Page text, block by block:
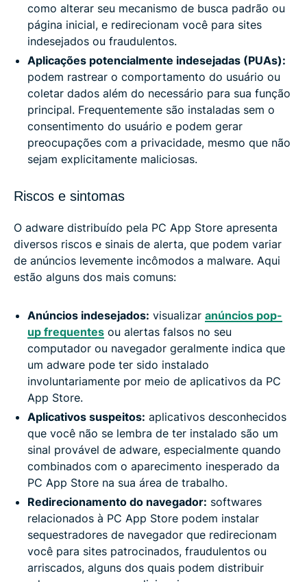
como alterar seu mecanismo de busca padrão ou
página inicial, e redirecionam você para sites
indesejados ou fraudulentos.
Aplicações potencialmente indesejadas (PUAs):
podem rastrear o comportamento do usuário ou
coletar dados além do necessário para sua função
principal. Frequentemente são instaladas sem o
consentimento do usuário e podem gerar
preocupações com a privacidade, mesmo que não
sejam explicitamente maliciosas.
Riscos e sintomas
O adware distribuído pela PC App Store apresenta
diversos riscos e sinais de alerta, que podem variar
de anúncios levemente incômodos a malware. Aqui
estão alguns dos mais comuns:
Anúncios indesejados: visualizar anúncios pop-
up frequentes ou alertas falsos no seu
computador ou navegador geralmente indica que
um adware pode ter sido instalado
involuntariamente por meio de aplicativos da PC
App Store.
Aplicativos suspeitos: aplicativos desconhecidos
que você não se lembra de ter instalado são um
sinal provável de adware, especialmente quando
combinados com o aparecimento inesperado da
PC App Store na sua área de trabalho.
Redirecionamento do navegador: softwares
relacionados à PC App Store podem instalar
sequestradores de navegador que redirecionam
você para sites patrocinados, fraudulentos ou
arriscados, alguns dos quais podem distribuir